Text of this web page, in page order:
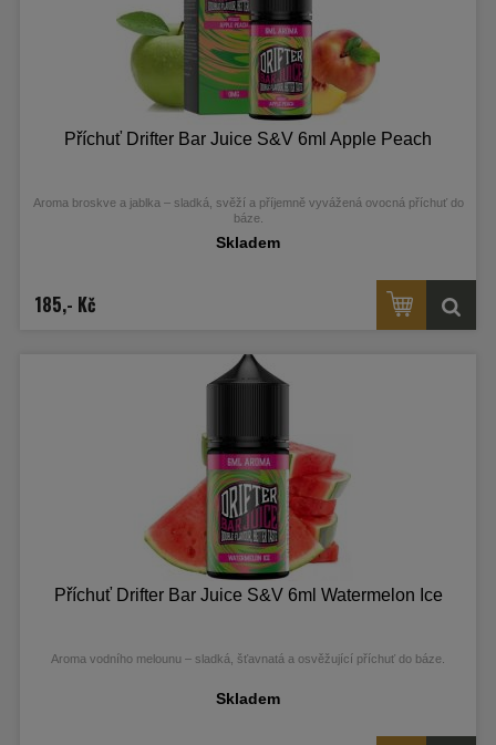
Příchuť Drifter Bar Juice S&V 6ml Apple Peach
Aroma broskve a jablka – sladká, svěží a příjemně vyvážená ovocná příchuť do
báze.
Skladem
185,- Kč
Příchuť Drifter Bar Juice S&V 6ml Watermelon Ice
Aroma vodního melounu – sladká, šťavnatá a osvěžující příchuť do báze.
Skladem